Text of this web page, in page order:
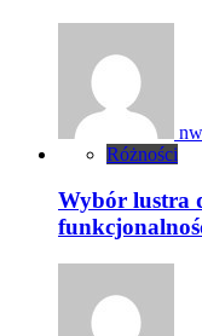
Różności
Wybór lustra